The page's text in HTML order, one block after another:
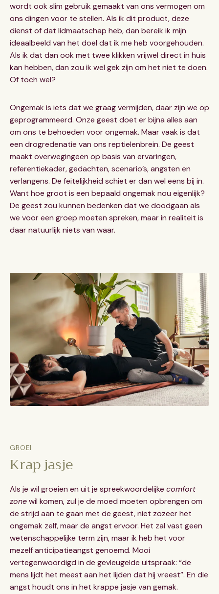
wordt ook slim gebruik gemaakt van ons vermogen om
ons dingen voor te stellen. Als ik dit product, deze
dienst of dat lidmaatschap heb, dan bereik ik mijn
ideaalbeeld van het doel dat ik me heb voorgehouden.
Als ik dat dan ook met twee klikken vrijwel direct in huis
kan hebben, dan zou ik wel gek zijn om het niet te doen.
Of toch wel?
Ongemak is iets dat we graag vermijden, daar zijn we op
geprogrammeerd. Onze geest doet er bijna alles aan
om ons te behoeden voor ongemak. Maar vaak is dat
een drogredenatie van ons reptielenbrein. De geest
maakt overwegingeen op basis van ervaringen,
referentiekader, gedachten, scenario’s, angsten en
verlangens. De feitelijkheid schiet er dan wel eens bij in.
Want hoe groot is een bepaald ongemak nou eigenlijk?
De geest zou kunnen bedenken dat we doodgaan als
we voor een groep moeten spreken, maar in realiteit is
daar natuurlijk niets van waar.
GROEI
Krap jasje
Als je wil groeien en uit je spreekwoordelijke comfort
zonewil komen, zul je de moed moeten opbrengen om
de strijd aan te gaan met de geest, niet zozeer het
ongemak zelf, maar de angst ervoor. Het zal vast geen
wetenschappelijke term zijn, maar ik heb het voor
mezelf anticipatieangst genoemd. Mooi
vertegenwoordigd in de gevleugelde uitspraak: “de
mens lijdt het meest aan het lijden dat hij vreest”. En die
angst houdt ons in het krappe jasje van gemak.